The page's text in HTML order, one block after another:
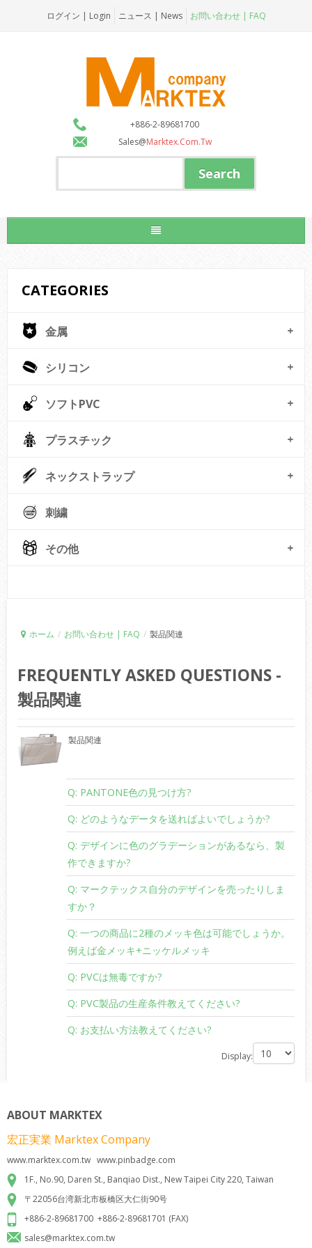
ログイン | Login ニュース | News お問い合わせ | FAQ
+886-2-89681700
Sales@Marktex.com.tw
CATEGORIES
金属
シリコン
ソフトPVC
プラスチック
ネックストラップ
刺繍
その他
ホーム / お問い合わせ | FAQ / 製品関連
FREQUENTLY ASKED QUESTIONS -
製品関連
製品関連
Q: PANTONE色の見つけ方?
A:インフォメーション 色チップのところに確認でき
Q: どのようなデータを送ればよいでしょうか?
A: 下記をご用意頂きたいです
>ベクタ形式データを頂く
> アウトライン化が必要
>PANTONE
> jpg やgifなどbitmap画像を直接CorelDraw や AIに入れ
ることをご遠慮ください。
デザインが不鮮明やはっきりしない可能性があるか
らです
Q: デザインに色のグラデーションがあるなら、製
作できますか?
A:グラデーションあるデザインならオフセット印刷を
お勧めます。
もしくはお気軽にメールにて担当者にご相談くださ
い。
Q: マークテックス自分のデザインを売ったりしま
すか？
A:
ホームページに載っている商品は顧客様のデザイン
ものです。弊社自分のデザインを売ったりしませんが
いくつの既存型があり、既成デザインリストをご確認
ください。型代を省けることが可能です
Q: 一つの商品に2種のメッキ色は可能でしょうか。
例えば金メッキ+ニッケルメッキ
A:金属製品に 2種メッキは可能ですが、デザインによ
りできない場合もあります。まずはデザインを
sales@marktex.com.twにご確認願います
Q: PVCは無毒ですか?
A:弊社の PVC 製品は無毒材で提供しております。国際
機関の検査レポートがあります。
Q: PVC製品の生産条件教えてください?
A: デザインにより生産できるように調整することがあ
ります。まずは下記の基本生産条件及び制限をご覧く
今まで作った一番小さいサイズ
最小色数
最大色数
Q: お支払い方法教えてください?
でお願いいたしま
Display:
ABOUT MARKTEX
宏正実業 Marktex Company
www.marktex.com.tw www.pinbadge.com
1F., No.90, Daren St., Banqiao Dist., New Taipei City 220, Taiwan
〒22056台湾新北市板橋区大仁街90号
+886-2-89681700 +886-2-89681701 (FAX)
sales@marktex.com.tw